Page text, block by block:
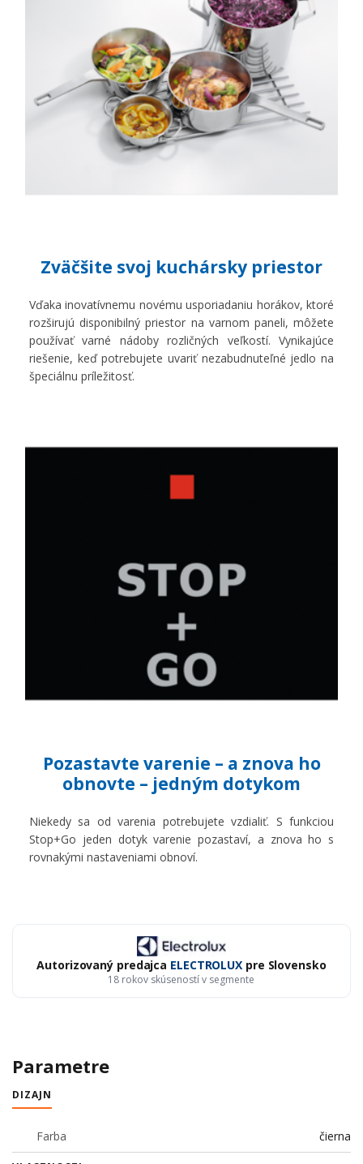
Zväčšite svoj kuchársky priestor
Vďaka inovatívnemu novému usporiadaniu horákov, ktoré
rozširujú disponibilný priestor na varnom paneli, môžete
používať varné nádoby rozličných veľkostí. Vynikajúce
riešenie, keď potrebujete uvariť nezabudnuteľné jedlo na
špeciálnu príležitosť.
Pozastavte varenie – a znova ho
obnovte – jedným dotykom
Niekedy sa od varenia potrebujete vzdialiť. S funkciou
Stop+Go jeden dotyk varenie pozastaví, a znova ho s
rovnakými nastaveniami obnoví.
Autorizovaný predajca ELECTROLUX pre Slovensko
18 rokov skúseností v segmente
Parametre
DIZAJN
Farba čierna